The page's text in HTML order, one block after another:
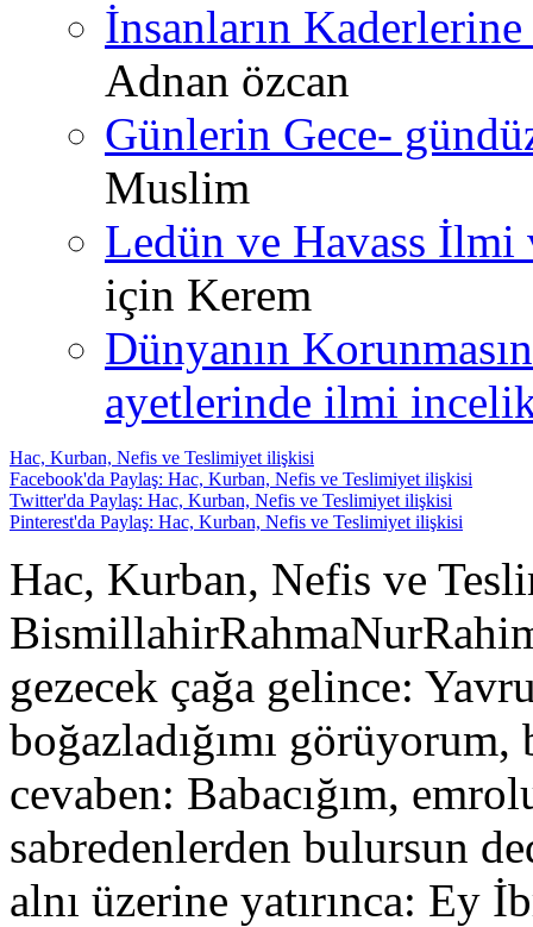
İnsanların
Adnan özcan
Günlerin Gece-
Muslim
Ledün ve Havass İlmi
için Kerem
Dünyanın
ayetlerinde ilmi
Hac, Kurban, Nefis ve Teslimiyet ilişkisi
Facebook'da Paylaş: Hac, Kurban, Nefis ve Teslimiyet ilişkisi
Twitter'da Paylaş: Hac, Kurban, Nefis ve Teslimiyet ilişkisi
Pinterest'da Paylaş: Hac, Kurban, Nefis ve Teslimiyet ilişkisi
Hac, Kurban, Nefis ve
gezecek çağa gelince:
boğazladığımı
cevaben: Babacığım,
sabredenlerden bulursun
alnı üzerine yatırınca: Ey